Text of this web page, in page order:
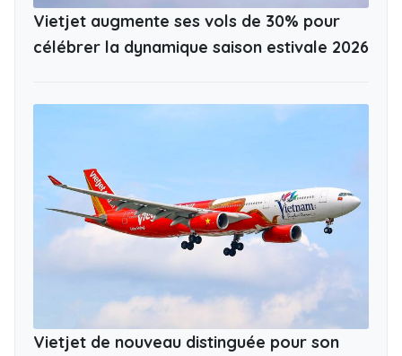
Vietjet augmente ses vols de 30% pour
célébrer la dynamique saison estivale 2026
Vietjet de nouveau distinguée pour son